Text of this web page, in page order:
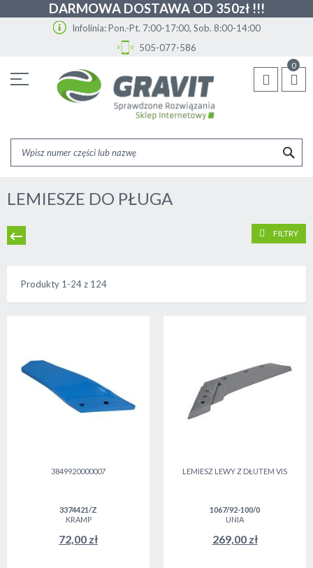
DARMOWA DOSTAWA OD 350zł !!!
Infolinia: Pon.-Pt. 7:00-17:00, Sob. 8:00-14:00
505-077-586
treści
0
LEMIESZE DO PŁUGA
Produkty 1-24z 124
3849920000007
3374421/Z
KRAMP
72,00 zł
LEMIESZ LEWY Z DŁUTEM VIS
1067/92-100/0
UNIA
269,00 zł
FILTRY